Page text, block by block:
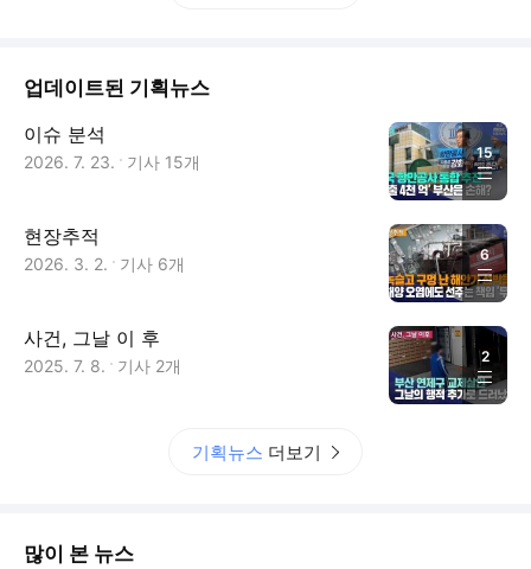
업데이트된 기획뉴스
이슈 분석
2026. 7. 23. 기사 15개 15
현장추적
2026. 3. 2. 기사 6개 6
사건, 그날 이 후
2025. 7. 8. 기사 2개 2
기획뉴스 더보기
많이 본 뉴스